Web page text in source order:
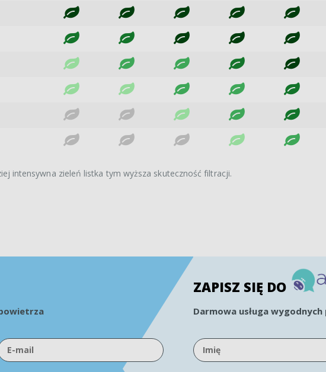
intensywna zieleń listka tym wyższa skuteczność filtracji.
ZAPISZ SIĘ DO
Darmowa usługa